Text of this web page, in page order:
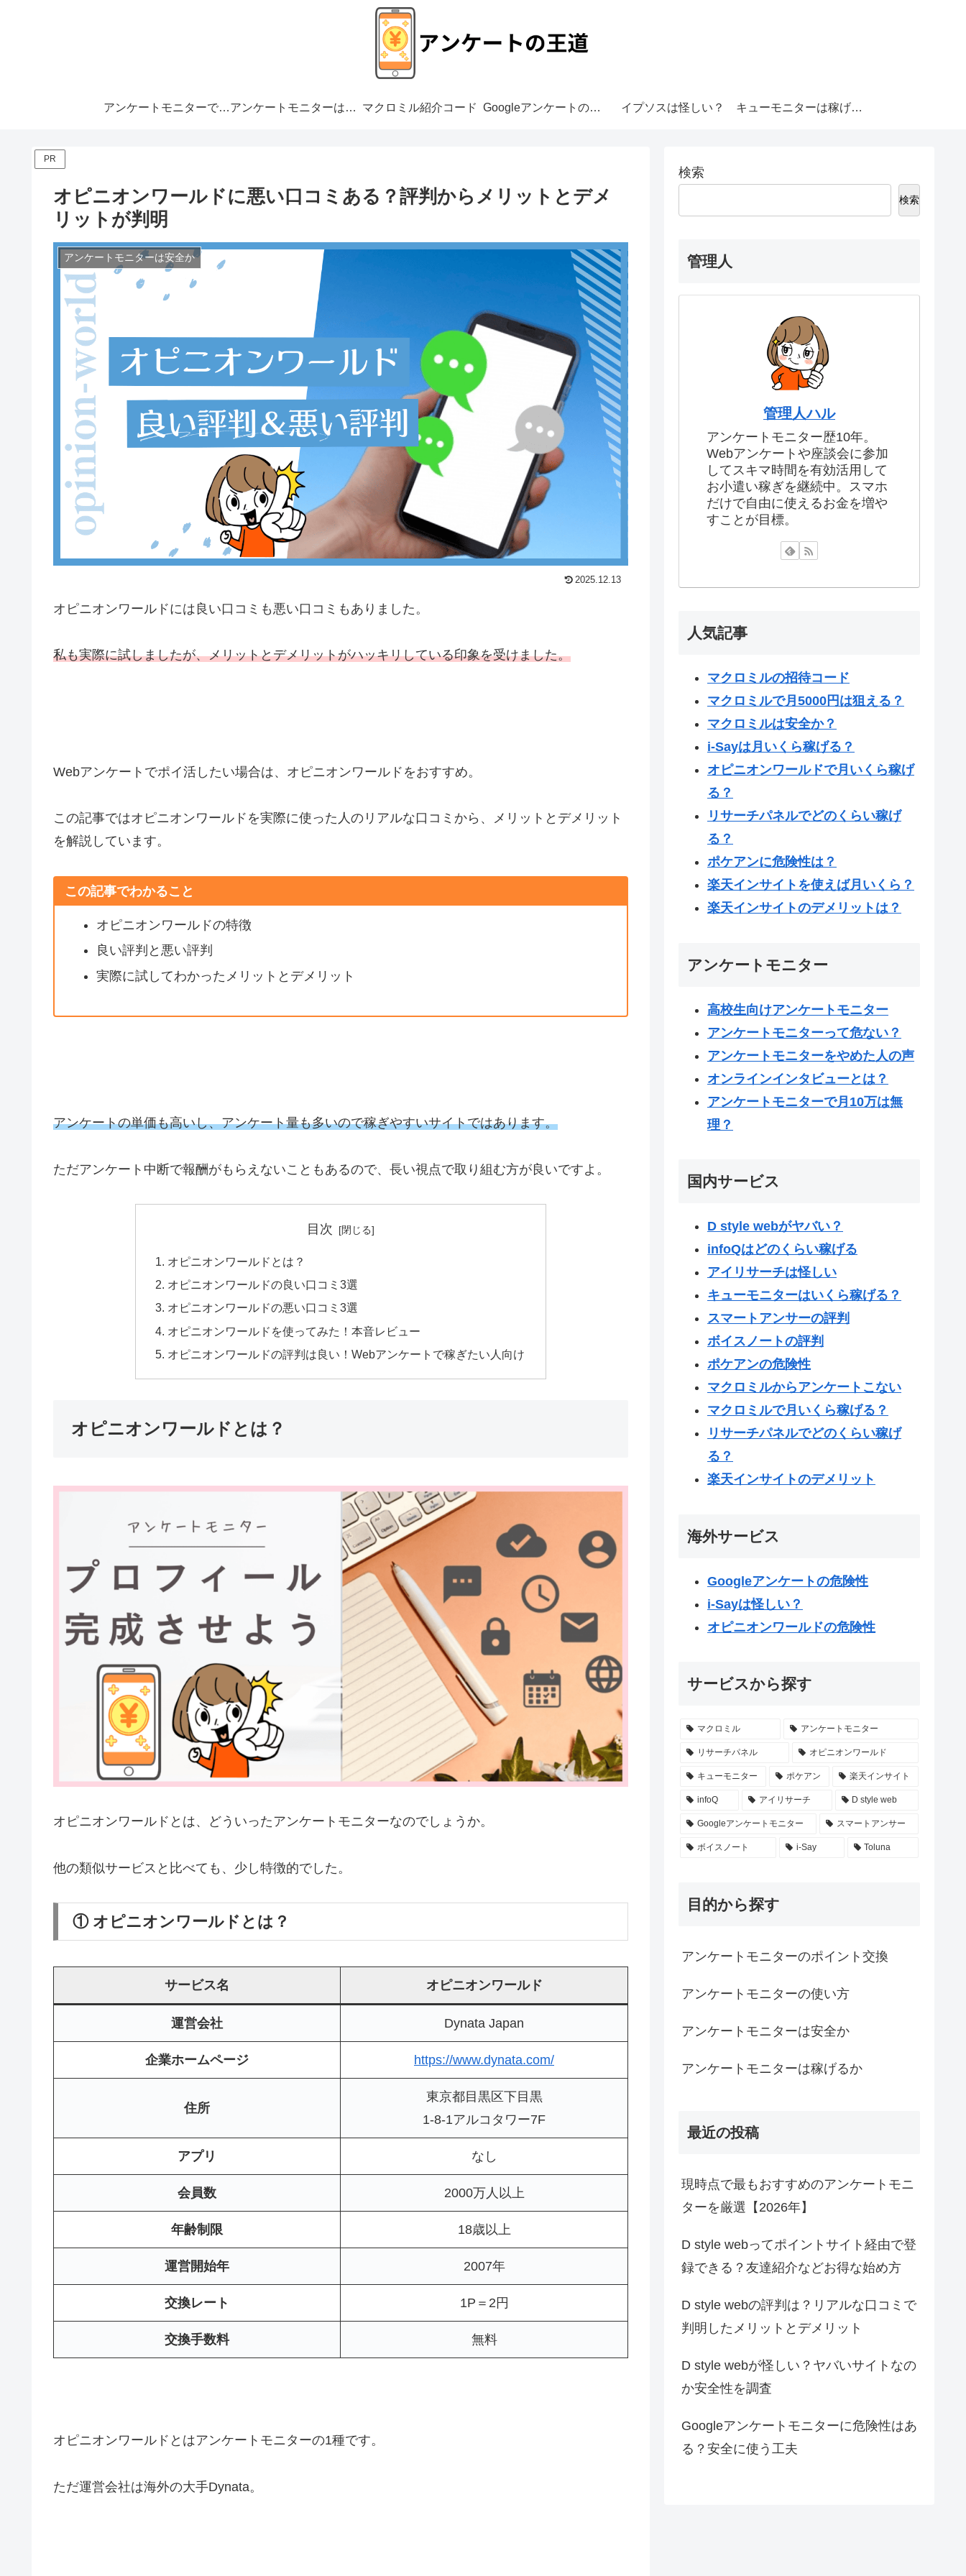
アンケートモニターで月10万 アンケートモニターは危ない？ マクロミル紹介コード Googleアンケートの危険性 イプソスは怪しい？ キューモニターは稼げる？
PR
オピニオンワールドに悪い口コミある？評判からメリットとデメ
リットが判明
アンケートモニターは安全か
2025.12.13
オピニオンワールドには良い口コミも悪い口コミもありました。
私も実際に試しましたが、メリットとデメリットがハッキリしている印象を受けました。
Webアンケートでポイ活したい場合は、オピニオンワールドをおすすめ。
この記事ではオピニオンワールドを実際に使った人のリアルな口コミから、メリットとデメリット
を解説しています。
この記事でわかること
オピニオンワールドの特徴
良い評判と悪い評判
実際に試してわかったメリットとデメリット
アンケートの単価も高いし、アンケート量も多いので稼ぎやすいサイトではあります。
ただアンケート中断で報酬がもらえないこともあるので、長い視点で取り組む方が良いですよ。
目次
オピニオンワールドとは？
オピニオンワールドの良い口コミ3選
オピニオンワールドの悪い口コミ3選
オピニオンワールドを使ってみた！本音レビュー
オピニオンワールドの評判は良い！Webアンケートで稼ぎたい人向け
オピニオンワールドとは？
オピニオンワールドとは、どういったアンケートモニターなのでしょうか。
他の類似サービスと比べても、少し特徴的でした。
① オピニオンワールドとは？
サービス名 オピニオンワールド
運営会社 Dynata Japan
企業ホームページ https://www.dynata.com/
住所
東京都目黒区下目黒
1-8-1アルコタワー7F
アプリ なし
会員数 2000万人以上
年齢制限 18歳以上
運営開始年 2007年
交換レート 1P＝2円
交換手数料 無料
オピニオンワールドとはアンケートモニターの1種です。
ただ運営会社は海外の大手Dynata。
検索
検索
管理人
管理人ハル
アンケートモニター歴10年。
Webアンケートや座談会に参加
してスキマ時間を有効活用して
お小遣い稼ぎを継続中。スマホ
だけで自由に使えるお金を増や
すことが目標。
人気記事
マクロミルの招待コード
マクロミルで月5000円は狙える？
マクロミルは安全か？
i-Sayは月いくら稼げる？
オピニオンワールドで月いくら稼げ
る？
リサーチパネルでどのくらい稼げ
る？
ポケアンに危険性は？
楽天インサイトを使えば月いくら？
楽天インサイトのデメリットは？
アンケートモニター
高校生向けアンケートモニター
アンケートモニターって危ない？
アンケートモニターをやめた人の声
オンラインインタビューとは？
アンケートモニターで月10万は無
理？
国内サービス
D style webがヤバい？
infoQはどのくらい稼げる
アイリサーチは怪しい
キューモニターはいくら稼げる？
スマートアンサーの評判
ボイスノートの評判
ポケアンの危険性
マクロミルからアンケートこない
マクロミルで月いくら稼げる？
リサーチパネルでどのくらい稼げ
る？
楽天インサイトのデメリット
海外サービス
Googleアンケートの危険性
i-Sayは怪しい？
オピニオンワールドの危険性
サービスから探す
マクロミル アンケートモニター
リサーチパネル オピニオンワールド
キューモニター ポケアン 楽天インサイト
infoQ アイリサーチ D style web
Googleアンケートモニター スマートアンサー
ボイスノート i-Say Toluna
目的から探す
アンケートモニターのポイント交換
アンケートモニターの使い方
アンケートモニターは安全か
アンケートモニターは稼げるか
最近の投稿
現時点で最もおすすめのアンケートモニ
ターを厳選【2026年】
D style webってポイントサイト経由で登
録できる？友達紹介などお得な始め方
D style webの評判は？リアルな口コミで
判明したメリットとデメリット
D style webが怪しい？ヤバいサイトなの
か安全性を調査
Googleアンケートモニターに危険性はあ
る？安全に使う工夫